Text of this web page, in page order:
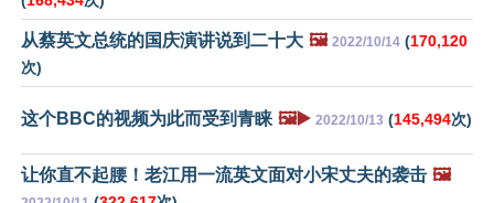
从蔡英文总统的国庆演讲说到二十大 🖼️ 2022/10/14 (170,120
次)
这个BBC的视频为此而受到青睐 🖼️▶️ 2022/10/13 (145,494次)
让你直不起腰！老江用一流英文面对小宋丈夫的袭击 🖼️